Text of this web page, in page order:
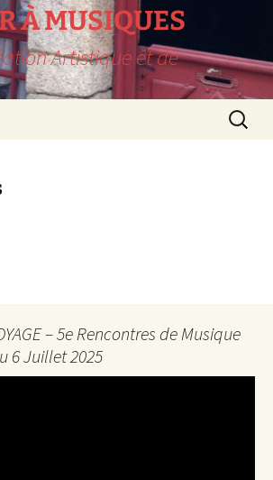
À MUSIQUES
Artistique et de
– 5e Rencontres de Musique
6 Juillet 2025